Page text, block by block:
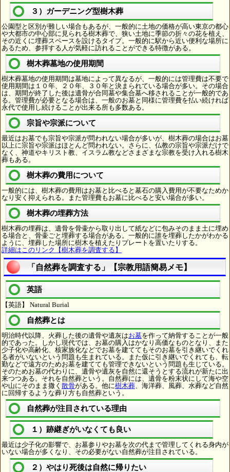
３）ガーデニング型樹木葬
公園型と区別が難しい場合もあるが、一般的に土地の価格が高い東京の都心
や大都市の中心部に見られる樹木葬で、狭い土地に季節の折々の花を植え、
その近くに埋葬スペースを設けるタイプ。一般的に駅から近い便利な場所に
あるため、参拝する人が気軽に訪れることができる特徴がある。
樹木葬墓地の使用期間
樹木葬墓地の使用期間は墓地によって異なるが、一般的には管理費は不要で
使用期間は１０年、２０年、３０年と決まられている場合が多い。その場合
は、期間が終了した後は遺骨が合同墓や集合墓へ移されることが一般的であ
る。管理費が必要となる場合は、一般のお墓と同様に管理費を払い続ければ
永代で使用し続けることが出来る所も多数ある。
宗旨や宗派について
最近はお墓でも宗旨や宗派が問われない場合が多いが、樹木葬の場合はお墓
以上に宗旨や宗派はほとんど問われない。さらに、仏教の宗旨や宗派だけで
なく、神道やキリスト教、イスラム教などさまざまな宗教を受け入れる樹木
葬もある。
樹木葬の費用について
一般的には、樹木葬の費用はお墓と比べると墓石の購入費用が不要なためか
なり安く抑えられる。また管理費もお墓に比べると安い場合が多い。
樹木葬の埋葬方法
樹木葬の埋葬は、遺骨を骨壷から取り出して紙などに包みそのまま土に埋め
る場合と、骨壷ごと埋葬する場合がある。一般的に誰を埋葬したかがわかる
ように、埋葬した場所に樹木を植えたりプレートを置いたりする。
詳細はこのリンク【樹木葬を調査する】
「自然葬を調査する」【宗教用語簡易メモ】
英語
【英語】 Natural Burial
自然葬とは
明治時代以降、火葬した後の遺骨や遺灰はお墓を作って納骨することが一般
的であった。しかし現代では、お墓の購入はかなり高価なものとなり、また
少子化や高齢化、核家族化などでお墓を建ててもそのお墓を引き継いでくれ
る者がいないという問題も生まれている。また仮に引き継いでくれても、転
勤などで遠方のためお墓を建てても管理できないという問題も生じている。
そのためお墓の代わりに、遺骨や遺灰を自然に還そうとする流れが新たに出
来つつある。それを自然葬という。自然葬には、遺骨を粉末状にして海や空
や山にそのまま撒く 散骨がある。他に樹木葬 、海洋葬、風葬、水葬など自然
に回帰するような葬り方も自然葬という。
自然葬が注目されている理由
１）跡継ぎがいなくても良い
最近は少子化の影響で、お墓参りやお墓を次の代まで管理してくれる身内が
いない場合が多くなり、その必要がない自然葬が注目されている。
２）やはり死後は自然に帰りたい